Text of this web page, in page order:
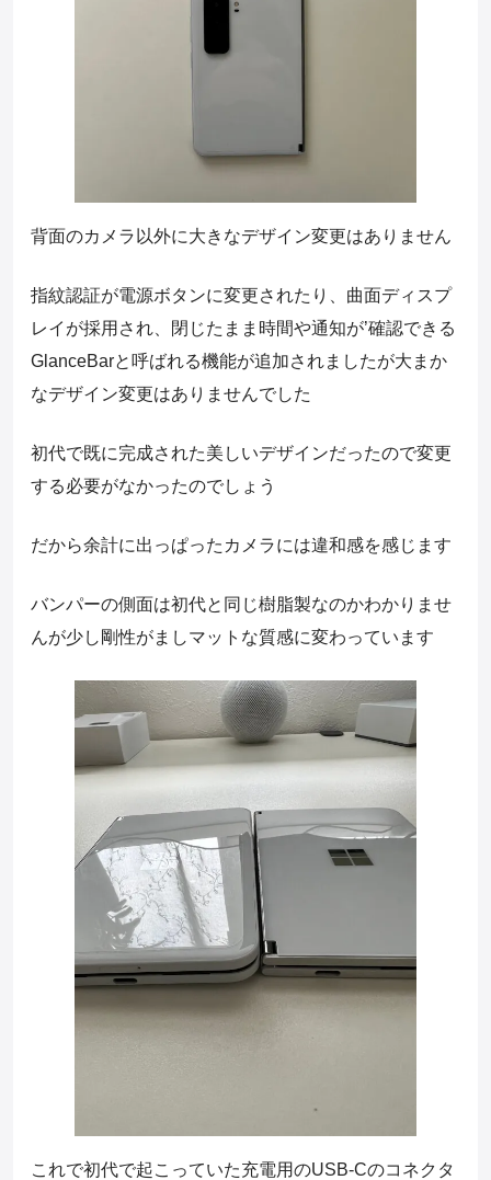
背面のカメラ以外に大きなデザイン変更はありません
指紋認証が電源ボタンに変更されたり、曲面ディスプ
レイが採用され、閉じたまま時間や通知が’確認できる
GlanceBarと呼ばれる機能が追加されましたが大まか
なデザイン変更はありませんでした
初代で既に完成された美しいデザインだったので変更
する必要がなかったのでしょう
だから余計に出っぱったカメラには違和感を感じます
バンパーの側面は初代と同じ樹脂製なのかわかりませ
んが少し剛性がましマットな質感に変わっています
これで初代で起こっていた充電用のUSB-Cのコネクタ